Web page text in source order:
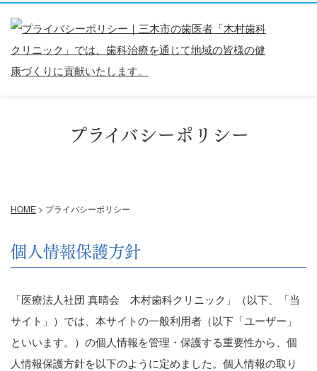
プライバシーポリシー
HOME > プライバシーポリシー
個人情報保護方針
「医療法人社団 真晴会 木村歯科クリニック」（以下、「当
サイト」）では、本サイトの一般利用者（以下「ユーザー」
といいます。）の個人情報を管理・保護する重要性から、個
人情報保護方針を以下のように定めました。個人情報の取り